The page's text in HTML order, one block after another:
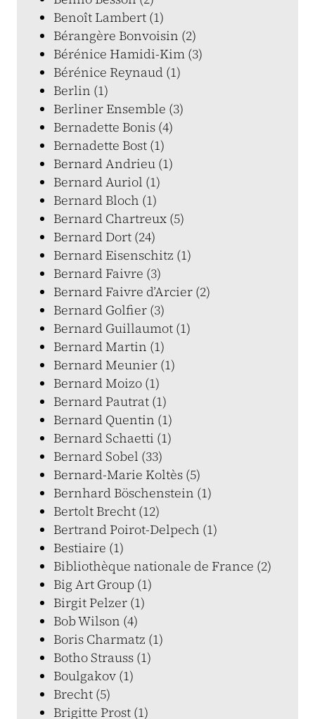
Benoît Lambert (1)
Bérangère Bonvoisin (2)
Bérénice Hamidi-Kim (3)
Bérénice Reynaud (1)
Berlin (1)
Berliner Ensemble (3)
Bernadette Bonis (4)
Bernadette Bost (1)
Bernard Andrieu (1)
Bernard Auriol (1)
Bernard Bloch (1)
Bernard Chartreux (5)
Bernard Dort (24)
Bernard Eisenschitz (1)
Bernard Faivre (3)
Bernard Faivre d’Arcier (2)
Bernard Golfier (3)
Bernard Guillaumot (1)
Bernard Martin (1)
Bernard Meunier (1)
Bernard Moizo (1)
Bernard Pautrat (1)
Bernard Quentin (1)
Bernard Schaetti (1)
Bernard Sobel (33)
Bernard-Marie Koltès (5)
Bernhard Böschenstein (1)
Bertolt Brecht (12)
Bertrand Poirot-Delpech (1)
Bestiaire (1)
Bibliothèque nationale de France (2)
Big Art Group (1)
Birgit Pelzer (1)
Bob Wilson (4)
Boris Charmatz (1)
Botho Strauss (1)
Boulgakov (1)
Brecht (5)
Brigitte Prost (1)